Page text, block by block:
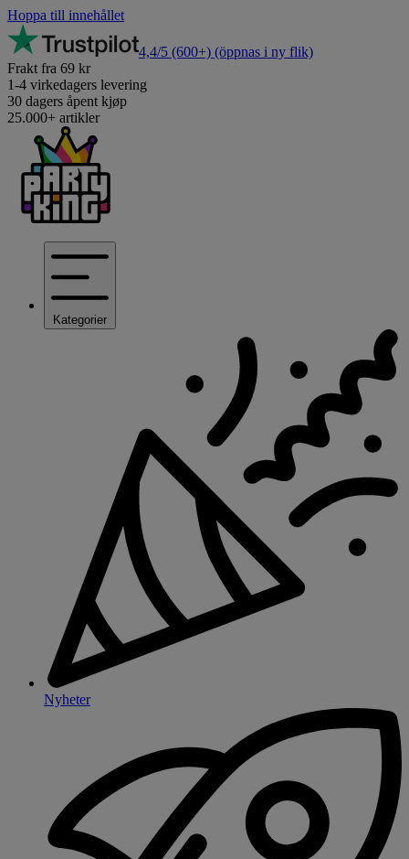
Hoppa till innehållet
4,4/5 (600+) (öppnas i ny flik)
Frakt fra 69 kr
1-4 virkedagers levering
30 dagers åpent kjøp
25.000+ artikler
Kategorier
Nyheter